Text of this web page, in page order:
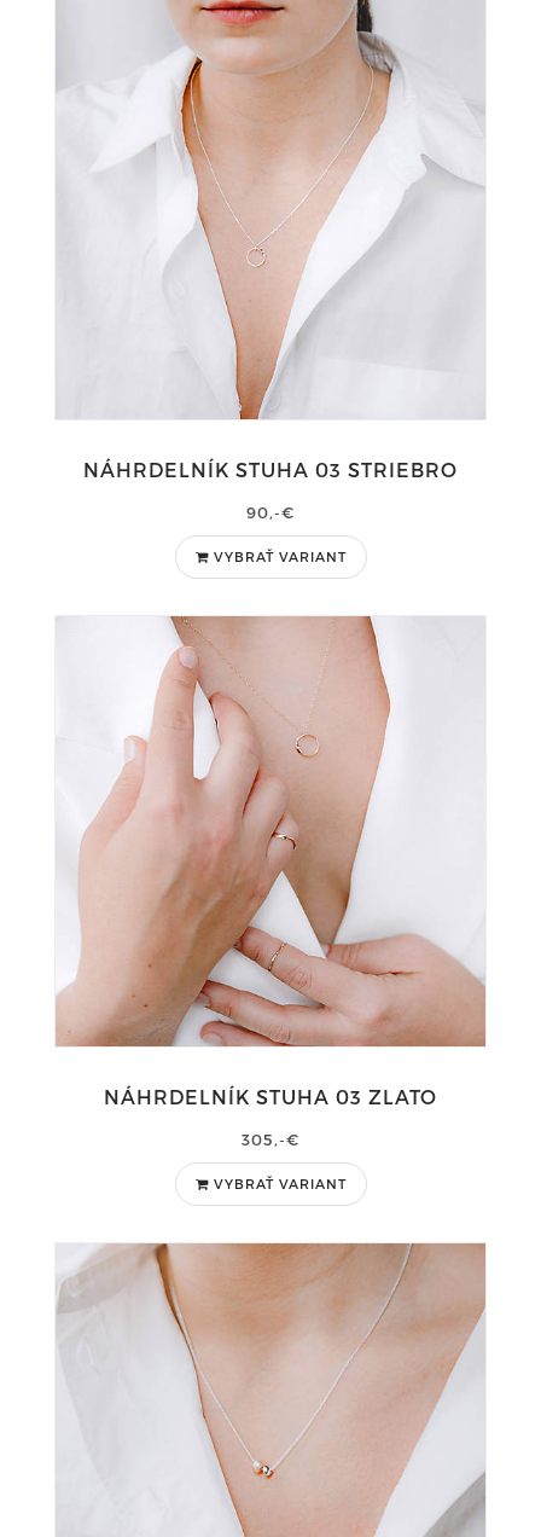
NÁHRDELNÍK STUHA 03 STRIEBRO
90,-€
VYBRAŤ VARIANT
NÁHRDELNÍK STUHA 03 ZLATO
305,-€
VYBRAŤ VARIANT